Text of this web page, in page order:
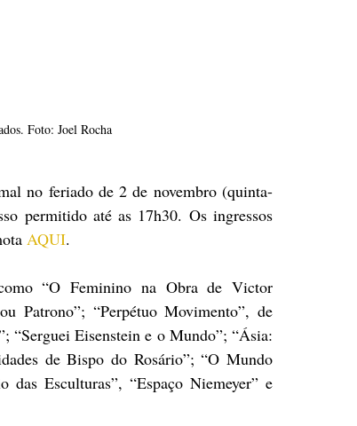
Foto: Joel Rocha
no feriado de 2 de novembro (quinta-
permitido até as 17h30. Os ingressos
AQUI.
“O Feminino na Obra de Victor
Patrono”; “Perpétuo Movimento”, de
“Serguei Eisenstein e o Mundo”; “Ásia:
de Bispo do Rosário”; “O Mundo
Esculturas”, “Espaço Niemeyer” e